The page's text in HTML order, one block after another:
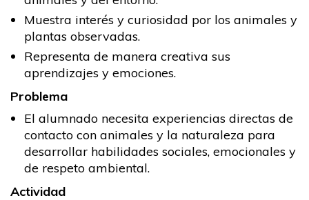
Muestra interés y curiosidad por los animales y
plantas observadas.
Representa de manera creativa sus
aprendizajes y emociones.
Problema
El alumnado necesita experiencias directas de
contacto con animales y la naturaleza para
desarrollar habilidades sociales, emocionales y
de respeto ambiental.
Actividad